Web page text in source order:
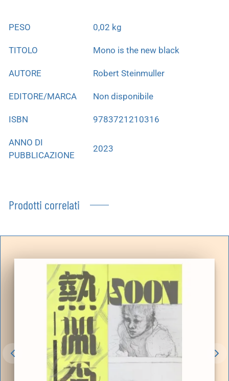
PESO 0,02 kg
TITOLO Mono is the new black
AUTORE Robert Steinmuller
EDITORE/MARCA Non disponibile
ISBN 9783721210316
ANNO DI
PUBBLICAZIONE
2023
Prodotti correlati